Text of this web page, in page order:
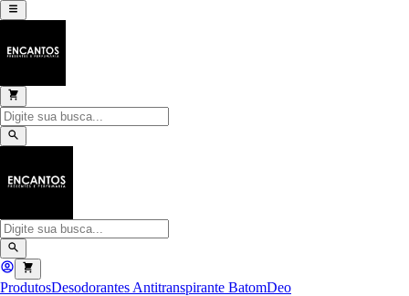
ProdutosDesodorantes Antitranspirante BatomDeo